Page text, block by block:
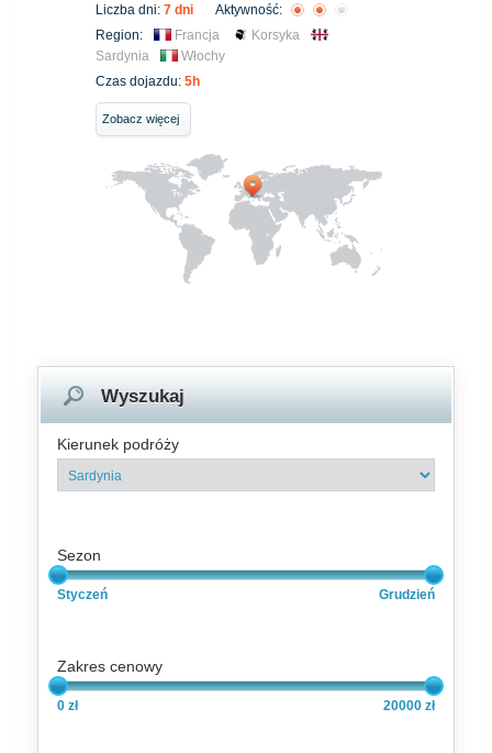
Liczba dni: 7 dni
Aktywność:
Region:
Francja
Korsyka
Sardynia
Włochy
Czas dojazdu: 5h
Zobacz więcej
Wyszukaj
Kierunek podróży
Sezon
Styczeń Grudzień
Zakres cenowy
0 zł 20000 zł